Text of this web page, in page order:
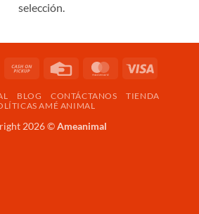
selección.
Bank
Cash
Pickup
Credit
MasterCard
BLOG CONTÁCTANOS
TIENDA
AMÉ ANIMAL
2026 ©Ameanimal